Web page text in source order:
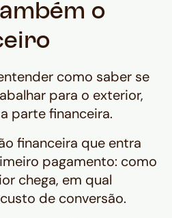
o
como saber se
para o exterior,
parte financeira.
financeira que entra
pagamento: como
chega, em qual
de conversão.